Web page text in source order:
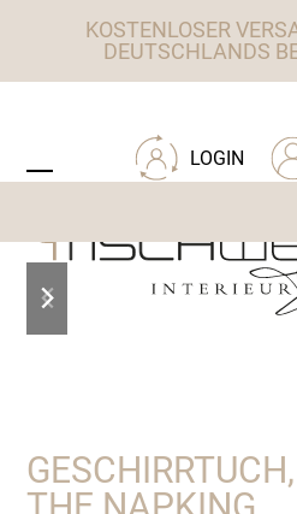
KOSTENLOSER
DEUTSCHLANDS
LOGIN
mobile
mobile
slide
slide